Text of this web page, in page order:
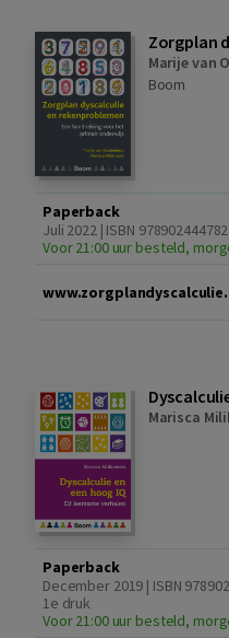
Zorgplan
Marije van
Boom
Paperback
Juli 2022 | ISBN
Voor 21:00 uur besteld,
Marisca
Paperback
December 2019 | ISBN
1e druk
Voor 21:00 uur besteld,